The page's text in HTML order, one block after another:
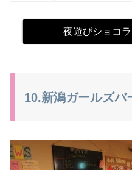
夜遊びショコ
10.新潟ガールズバ